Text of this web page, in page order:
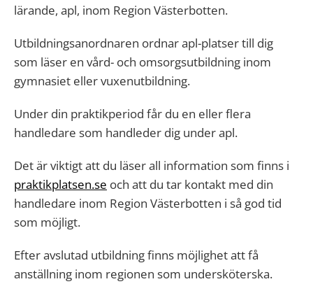
lärande, apl, inom Region Västerbotten.
Utbildningsanordnaren ordnar apl-platser till dig
som läser en vård- och omsorgsutbildning inom
gymnasiet eller vuxenutbildning.
Under din praktikperiod får du en eller flera
handledare som handleder dig under apl.
Det är viktigt att du läser all information som finns i
praktikplatsen.se och att du tar kontakt med din
handledare inom Region Västerbotten i så god tid
som möjligt.
Efter avslutad utbildning finns möjlighet att få
anställning inom regionen som undersköterska.